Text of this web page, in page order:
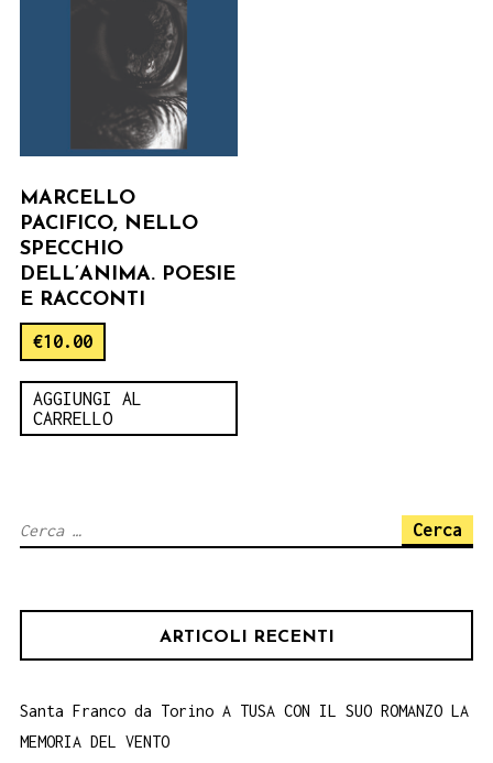
MARCELLO
PACIFICO, NELLO
SPECCHIO
DELL’ANIMA. POESIE
E RACCONTI
€10.00
AGGIUNGI AL
CARRELLO
Ricerca
ARTICOLI RECENTI
Santa Franco da Torino A TUSA CON IL SUO ROMANZO LA
MEMORIA DEL VENTO